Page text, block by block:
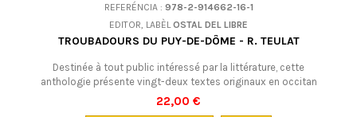
REFERÉNCIA : 978-2-914662-16-1
EDITOR, LABÈLOSTAL DEL LIBRE
TROUBADOURS DU PUY-DE-DÔME - R. TEULAT
Destinée à tout public intéressé par la littérature, cette
anthologie présente vingt-deux textes originaux en occitan
accompagnés de leur traduction, de présentations et de commentaires
en français, pour faire connaissance avec les troubadours du Puy-de-
22,00 €